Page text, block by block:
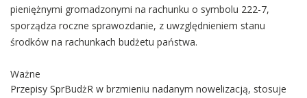
pieniężnymi gromadzonymi na rachunku o symbolu 222-7,
sporządza roczne sprawozdanie, z uwzględnieniem stanu
środków na rachunkach budżetu państwa.
Ważne
Przepisy SprBudżR w brzmieniu nadanym nowelizacją, stosuje